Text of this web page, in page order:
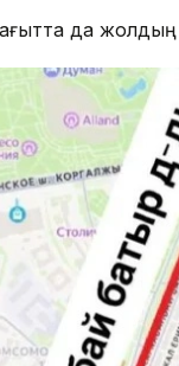
бағытта да